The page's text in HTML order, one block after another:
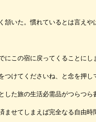
頷いた。慣れているとは言え
にこの宿に戻ってくることにし
つけてくださいね、と念を押し
した旅の生活必需品がつらつ
ませてしまえば完全なる自由